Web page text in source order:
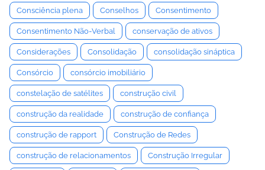
Consciência plena Conselhos Consentimento
Consentimento Não-Verbal conservação de ativos
Considerações Consolidação consolidação sináptica
Consórcio consórcio imobiliário
constelação de satélites construção civil
construção da realidade construção de confiança
construção de rapport Construção de Redes
construção de relacionamentos Construção Irregular